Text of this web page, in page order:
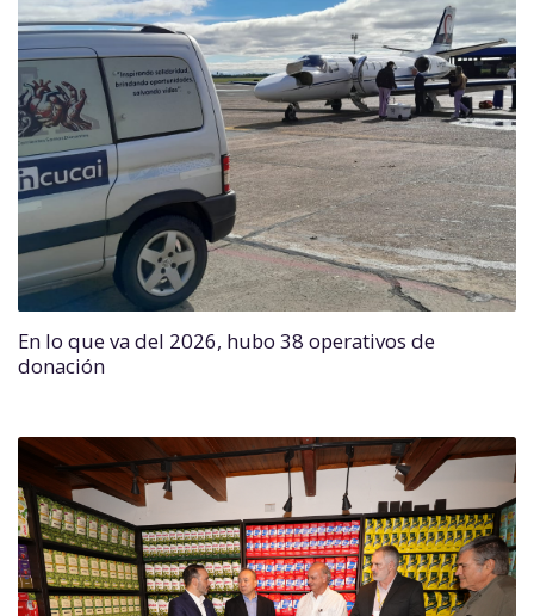
En lo que va del 2026, hubo 38 operativos de
donación